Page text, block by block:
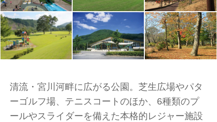
清流・宮川河畔に広がる公園。芝生広場やパタ
ーゴルフ場、テニスコートのほか、6種類のプ
ールやスライダーを備えた本格的レジャー施設